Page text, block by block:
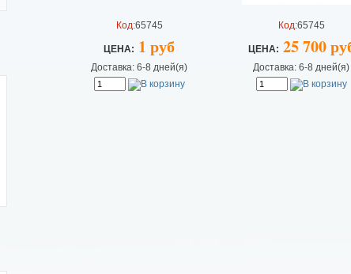
Код:65745
ЦEHA: 1 руб
Доставка: 6-8 дней(я)
Код:65745
ЦEHA: 25 700
Доставка: 6-8 дней(я)